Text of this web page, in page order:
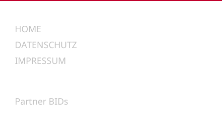
HOME
DATENSCHUTZ
IMPRESSUM
Partner BIDs